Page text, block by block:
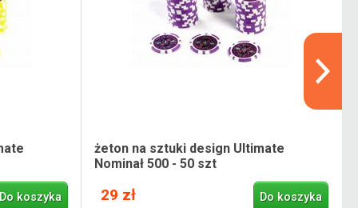
Do koszyka
żeton na sztuki design Ultimate
Nominał 500 - 50 szt
29 zł Do koszyka